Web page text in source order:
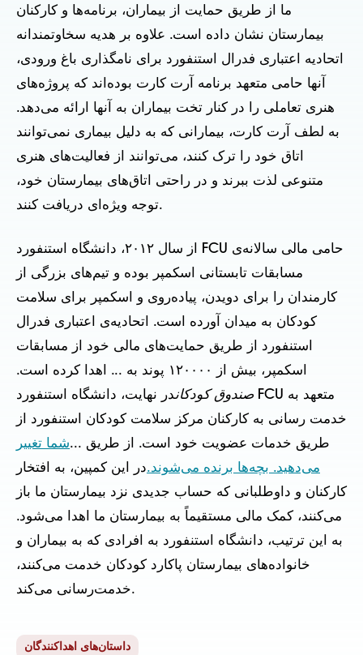
ما از طریق حمایت از بیماران، برنامه‌ها و کارکنان
بیمارستان نشان داده است. علاوه بر هدیه سخاوتمندانه
اتحادیه اعتباری فدرال استنفورد برای نامگذاری باغ ورودی،
آنها حامی متعهد برنامه آرت کارت بوده‌اند که پروژه‌های
هنری تعاملی را در کنار تخت بیماران به آنها ارائه می‌دهد.
به لطف آرت کارت، بیمارانی که به دلیل بیماری نمی‌توانند
اتاق خود را ترک کنند، می‌توانند از فعالیت‌های هنری
متنوعی لذت ببرند و در راحتی اتاق‌های بیمارستان خود،
توجه ویژه‌ای دریافت کنند.
از سال ۲۰۱۲، دانشگاه استنفورد FCU حامی مالی سالانه‌ی
مسابقات تابستانی اسکمپر بوده و تیم‌های بزرگی از
کارمندان را برای دویدن، پیاده‌روی و اسکمپر برای سلامت
کودکان به میدان آورده است. اتحادیه‌ی اعتباری فدرال
استنفورد از طریق حمایت‌های مالی خود از مسابقات
اسکمپر، بیش از ۱۲۰۰۰۰ پوند به ... اهدا کرده است.
صندوق کودکاندر نهایت، دانشگاه استنفورد FCU متعهد به
خدمت رسانی به کارکنان مرکز سلامت کودکان استنفورد از
طریق خدمات عضویت خود است. از طریق ...شما تغییر
می‌دهید. بچه‌ها برنده می‌شوند.در این کمپین، به افتخار
کارکنان و داوطلبانی که حساب جدیدی نزد بیمارستان ما باز
می‌کنند، کمک مالی مستقیماً به بیمارستان ما اهدا می‌شود.
به این ترتیب، دانشگاه استنفورد به افرادی که به بیماران و
خانواده‌های بیمارستان پاکارد کودکان خدمت می‌کنند،
خدمت‌رسانی می‌کند.
داستان‌های اهداکنندگان